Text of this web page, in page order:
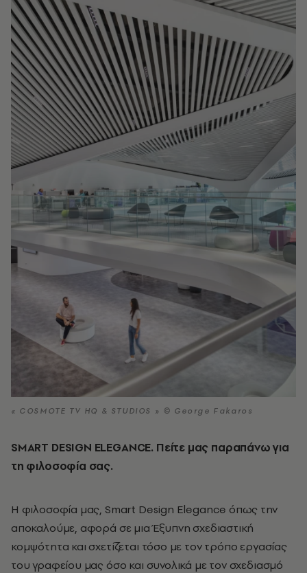
« COSMOTE TV HQ & STUDIOS » © George Fakaros
SMART DESIGN ELEGANCE. Πείτε μας παραπάνω για
τη φιλοσοφία σας.
Η φιλοσοφία μας, Smart Design Elegance όπως την
αποκαλούμε, αφορά σε μια Έξυπνη σχεδιαστική
κομψότητα και σχετίζεται τόσο με τον τρόπο εργασίας
του γραφείου μας όσο και συνολικά με τον σχεδιασμό